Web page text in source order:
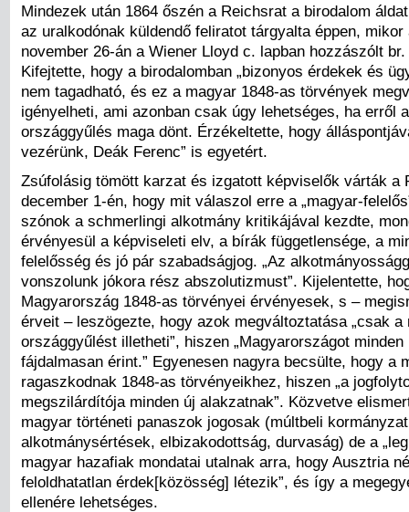
Mindezek után 1864 őszén a Reichsrat a birodalom
az uralkodónak küldendő feliratot tárgyalta éppen, mikor
november 26-án a Wiener Lloyd c. lapban hozzászólt
Kifejtette, hogy a birodalomban „bizonyos érdekek és
nem tagadható, és ez a magyar 1848-as törvények
igényelheti, ami azonban csak úgy lehetséges, ha erről
országgyűlés maga dönt. Érzékeltette, hogy
vezérünk, Deák Ferenc” is egyetért.
Zsúfolásig tömött karzat és izgatott képviselők várták a
december 1-én, hogy mit válaszol erre a „magyar-
szónok a schmerlingi alkotmány kritikájával kezdte,
érvényesül a képviseleti elv, a bírák függetlensége, a
felelősség és jó pár szabadságjog. „Az
vonszolunk jókora rész abszolutizmust”. Kijelentette,
Magyarország 1848-as törvényei érvényesek, s –
érveit – leszögezte, hogy azok megváltoztatása „csak a
országgyűlést illetheti”, hiszen „Magyarországot
fájdalmasan érint.” Egyenesen nagyra becsülte, hogy a
ragaszkodnak 1848-as törvényeikhez, hiszen „a
megszilárdítója minden új alakzatnak”. Közvetve
magyar történeti panaszok jogosak (múltbeli
alkotmánysértések, elbizakodottság, durvaság) de a
magyar hazafiak mondatai utalnak arra, hogy Ausztria
feloldhatatlan érdek[közösség] létezik”, és így a
ellenére lehetséges.